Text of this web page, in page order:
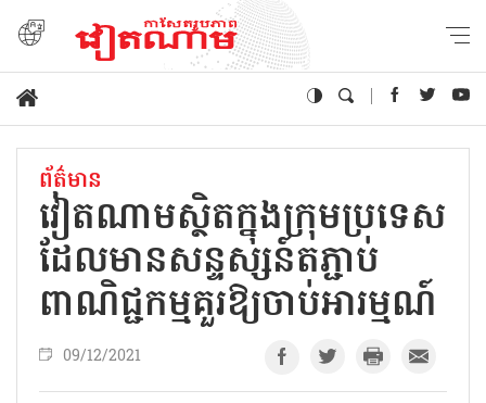
ព័ត៌មាន
វៀតណាមស្ថិតក្នុងក្រុមប្រទេស
ដែលមានសន្ទស្សន៍តភ្ជាប់
ពាណិជ្ជកម្មគួរឱ្យចាប់អារម្មណ៍
09/12/2021